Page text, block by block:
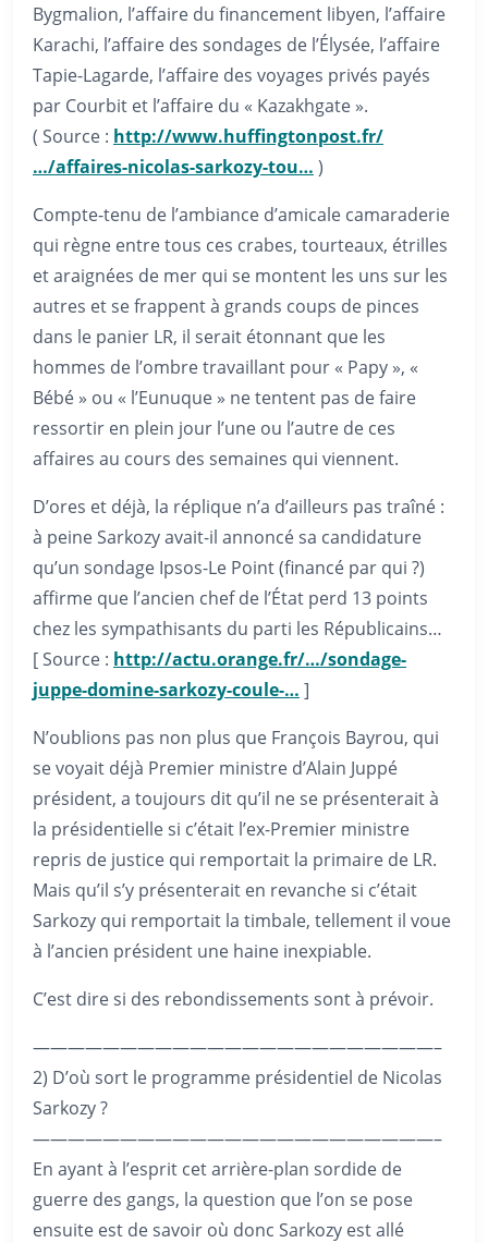
Bygmalion, l’affaire du financement libyen, l’affaire
Karachi, l’affaire des sondages de l’Élysée, l’affaire
Tapie-Lagarde, l’affaire des voyages privés payés
par Courbit et l’affaire du « Kazakhgate ».
( Source : http://www.huffingtonpost.fr/
…/affaires-nicolas-sarkozy-tou… )
Compte-tenu de l’ambiance d’amicale camaraderie
qui règne entre tous ces crabes, tourteaux, étrilles
et araignées de mer qui se montent les uns sur les
autres et se frappent à grands coups de pinces
dans le panier LR, il serait étonnant que les
hommes de l’ombre travaillant pour « Papy », «
Bébé » ou « l’Eunuque » ne tentent pas de faire
ressortir en plein jour l’une ou l’autre de ces
affaires au cours des semaines qui viennent.
D’ores et déjà, la réplique n’a d’ailleurs pas traîné :
à peine Sarkozy avait-il annoncé sa candidature
qu’un sondage Ipsos-Le Point (financé par qui ?)
affirme que l’ancien chef de l’État perd 13 points
chez les sympathisants du parti les Républicains…
[ Source : http://actu.orange.fr/…/sondage-
juppe-domine-sarkozy-coule-… ]
N’oublions pas non plus que François Bayrou, qui
se voyait déjà Premier ministre d’Alain Juppé
président, a toujours dit qu’il ne se présenterait à
la présidentielle si c’était l’ex-Premier ministre
repris de justice qui remportait la primaire de LR.
Mais qu’il s’y présenterait en revanche si c’était
Sarkozy qui remportait la timbale, tellement il voue
à l’ancien président une haine inexpiable.
C’est dire si des rebondissements sont à prévoir.
———————————————————————–
2) D’où sort le programme présidentiel de Nicolas
Sarkozy ?
———————————————————————–
En ayant à l’esprit cet arrière-plan sordide de
guerre des gangs, la question que l’on se pose
ensuite est de savoir où donc Sarkozy est allé